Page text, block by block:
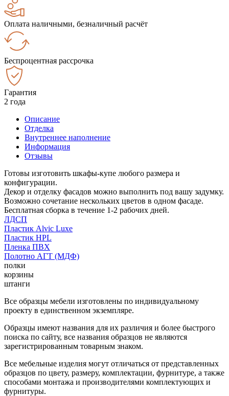
Оплата наличными, безналичный расчёт
Беспроцентная рассрочка
Гарантия
2 года
Описание
Отделка
Внутреннее наполнение
Информация
Отзывы
Готовы изготовить шкафы-купе любого размера и
конфигурации.
Декор и отделку фасадов можно выполнить под вашу задумку.
Возможно сочетание нескольких цветов в одном фасаде.
Бесплатная сборка в течение 1-2 рабочих дней.
ЛДСП
Пластик Alvic Luxe
Пластик HPL
Пленка ПВХ
Полотно АГТ (МДФ)
полки
корзины
штанги
Все образцы мебели изготовлены по индивидуальному
проекту в единственном экземпляре.
Образцы имеют названия для их различия и более быстрого
поиска по сайту, все названия образцов не являются
зарегистрированным товарным знаком.
Все мебельные изделия могут отличаться от представленных
образцов по цвету, размеру, комплектации, фурнитуре, а также
способами монтажа и производителями комплектующих и
фурнитуры.